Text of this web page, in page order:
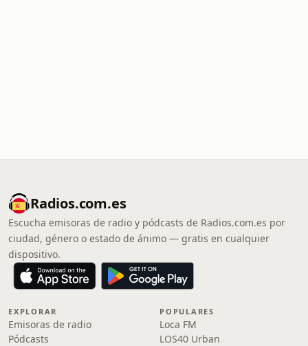
Radios.com.es
Escucha emisoras de radio y pódcasts de Radios.com.es por
ciudad, género o estado de ánimo — gratis en cualquier
dispositivo.
EXPLORAR
Emisoras de radio
Pódcasts
POPULARES
Loca FM
LOS40 Urban